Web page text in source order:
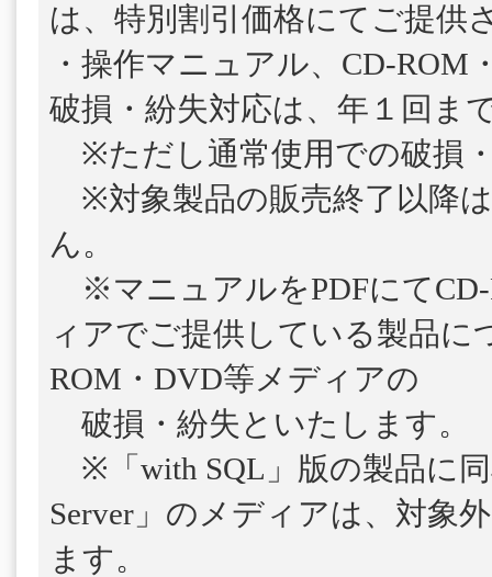
は、特別割引価格にてご提供
・操作マニュアル、CD-ROM
破損・紛失対応は、年１回ま
※ただし通常使用での破損
※対象製品の販売終了以降
ん。
※マニュアルをPDFにてCD-
ィアでご提供している製品に
ROM・DVD等メディアの
破損・紛失といたします。
※「with SQL」版の製品に
Server」のメディアは、対象
ます。